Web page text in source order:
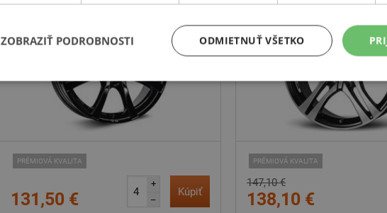
PRÉMIOVÁ KVALITA
131,50 €
+
–
Kúpiť
PRÉMIOVÁ KVALITA
147,10 €
138,10 €
ODMIETNUŤ VŠETKO
ZOBRAZIŤ PODROBNOSTI